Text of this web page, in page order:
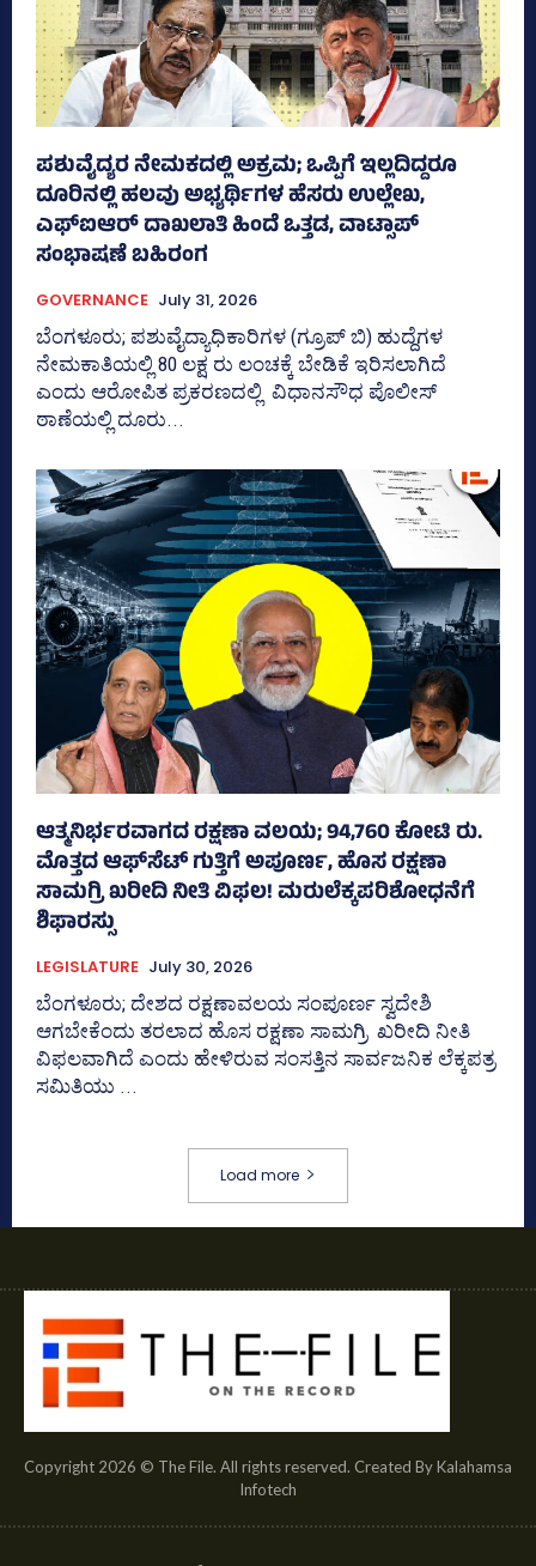
ಪಶುವೈದ್ಯರ ನೇಮಕದಲ್ಲಿ ಅಕ್ರಮ; ಒಪ್ಪಿಗೆ ಇಲ್ಲದಿದ್ದರೂ
ದೂರಿನಲ್ಲಿ ಹಲವು ಅಭ್ಯರ್ಥಿಗಳ ಹೆಸರು ಉಲ್ಲೇಖ,
ಎಫ್‌ಐಆರ್ ದಾಖಲಾತಿ ಹಿಂದೆ ಒತ್ತಡ, ವಾಟ್ಸಾಪ್‌
ಸಂಭಾಷಣೆ ಬಹಿರಂಗ
GOVERNANCE July 31, 2026
ಬೆಂಗಳೂರು; ಪಶುವೈದ್ಯಾಧಿಕಾರಿಗಳ (ಗ್ರೂಪ್ ಬಿ) ಹುದ್ದೆಗಳ
ನೇಮಕಾತಿಯಲ್ಲಿ 80 ಲಕ್ಷ ರು ಲಂಚಕ್ಕೆ ಬೇಡಿಕೆ ಇರಿಸಲಾಗಿದೆ
ಎಂದು ಆರೋಪಿತ ಪ್ರಕರಣದಲ್ಲಿ ವಿಧಾನಸೌಧ ಪೊಲೀಸ್‌
ಠಾಣೆಯಲ್ಲಿ ದೂರು...
ಆತ್ಮನಿರ್ಭರವಾಗದ ರಕ್ಷಣಾ ವಲಯ; 94,760 ಕೋಟಿ ರು.
ಮೊತ್ತದ ಆಫ್‌ಸೆಟ್ ಗುತ್ತಿಗೆ ಅಪೂರ್ಣ, ಹೊಸ ರಕ್ಷಣಾ
ಸಾಮಗ್ರಿ ಖರೀದಿ ನೀತಿ ವಿಫಲ! ಮರುಲೆಕ್ಕಪರಿಶೋಧನೆಗೆ
ಶಿಫಾರಸ್ಸು
LEGISLATURE July 30, 2026
ಬೆಂಗಳೂರು; ದೇಶದ ರಕ್ಷಣಾವಲಯ ಸಂಪೂರ್ಣ ಸ್ವದೇಶಿ
ಆಗಬೇಕೆಂದು ತರಲಾದ ಹೊಸ ರಕ್ಷಣಾ ಸಾಮಗ್ರಿ ಖರೀದಿ ನೀತಿ
ವಿಫಲವಾಗಿದೆ ಎಂದು ಹೇಳಿರುವ ಸಂಸತ್ತಿನ ಸಾರ್ವಜನಿಕ ಲೆಕ್ಕಪತ್ರ
ಸಮಿತಿಯು ...
Load more
Copyright 2026 © The File. All rights reserved. Created By Kalahamsa
Infotech